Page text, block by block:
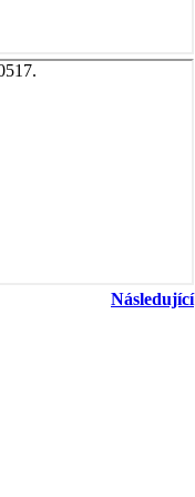
Následující